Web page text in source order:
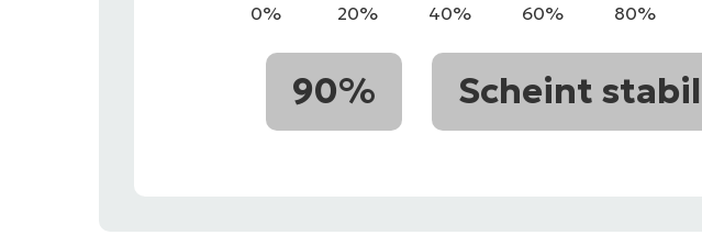
0% 20% 40% 60% 80%
90% Scheint stabil